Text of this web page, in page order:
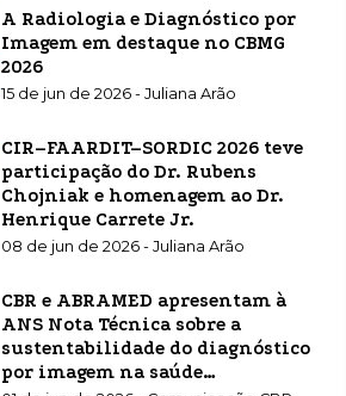
A Radiologia e Diagnóstico por
Imagem em destaque no CBMG
2026
15 de jun de 2026 - Juliana Arão
CIR–FAARDIT–SORDIC 2026 teve
participação do Dr. Rubens
Chojniak e homenagem ao Dr.
Henrique Carrete Jr.
08 de jun de 2026 - Juliana Arão
CBR e ABRAMED apresentam à
ANS Nota Técnica sobre a
sustentabilidade do diagnóstico
por imagem na saúde